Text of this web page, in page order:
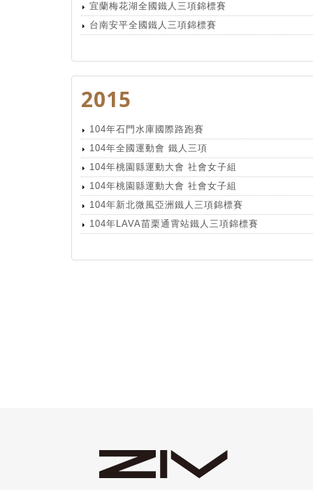
宜蘭梅花湖全國鐵人三項錦標賽
台南安平全國鐵人三項錦標賽
2015
104年石門水庫國際路跑賽
104年全國運動會 鐵人三項
104年桃園縣運動大會 社會女子組
104年桃園縣運動大會 社會女子組
104年新北微風亞洲鐵人三項錦標賽
104年LAVA苗栗通霄站鐵人三項錦標賽